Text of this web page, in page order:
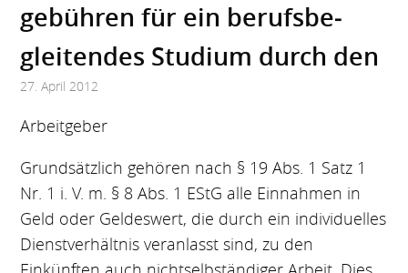
gebühren für ein berufsbe­
gleitendes Studium durch den
27. April 2012
Arbeit­geber
Grundsätzlich gehören nach § 19 Abs. 1 Satz 1
Nr. 1 i. V. m. § 8 Abs. 1 EStG alle Einnahmen in
Geld oder Geldeswert, die durch ein individuelles
Dienstverhältnis veranlasst sind, zu den